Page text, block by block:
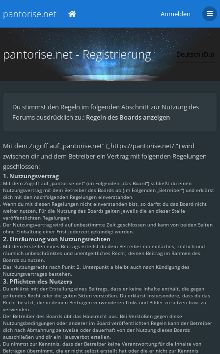
pantorise.net Anmelden
pantorise.net - Registrierung
Du stimmst den Regeln im folgenden Abschnitt zur Nutzung des
Forums ausdrücklich zu.: Regeln des Boards anzeigen
Mit dem Zugriff auf „pantorise.net“ („https://pantorise.net/.“) wird
zwischen dir und dem Betreiber ein Vertrag mit folgenden Regelungen
geschlossen:
1. Nutzungsvertrag
Mit dem Zugriff auf „pantorise.net“ (im Folgenden „das Board“) schließt du einen
Nutzungsvertrag mit dem Betreiber des Boards ab (im Folgenden „Betreiber“) und erklärst
dich mit den nachfolgenden Regelungen einverstanden.
Wenn du mit diesen Regelungen nicht einverstanden bist, so darfst du das Board nicht
weiter nutzen. Für die Nutzung des Boards gelten jeweils die an dieser Stelle
veröffentlichten Regelungen.
Der Nutzungsvertrag wird auf unbestimmte Zeit geschlossen und kann von beiden Seiten
ohne Einhaltung einer Frist jederzeit gekündigt werden.
2. Einräumung von Nutzungsrechten
Mit dem Erstellen eines Beitrags erteilst du dem Betreiber ein einfaches, zeitlich und
räumlich unbeschränktes und unentgeltliches Recht, deinen Beitrag im Rahmen des
Boards zu nutzen.
Das Nutzungsrecht nach Punkt 2, Unterpunkt a bleibt auch nach Kündigung des
Nutzungsvertrages bestehen.
3. Pflichten des Nutzers
Du erklärst mit der Erstellung eines Beitrags, dass er keine Inhalte enthält, die gegen
geltendes Recht oder die guten Sitten verstoßen. Du erklärst insbesondere, dass du das
Recht besitzt, die in deinen Beiträgen verwendeten Links und Bilder zu setzen bzw. zu
verwenden.
Der Betreiber des Boards übt das Hausrecht aus. Bei Verstößen gegen diese
Nutzungsbedingungen oder anderer im Board veröffentlichten Regeln kann der Betreiber
dich nach Abmahnung zeitweise oder dauerhaft von der Nutzung dieses Boards
ausschließen und dir ein Hausverbot erteilen.
Du nimmst zur Kenntnis, dass der Betreiber keine Verantwortung für die Inhalte von
Beiträgen übernimmt, die er nicht selbst erstellt hat oder die er nicht zur Kenntnis